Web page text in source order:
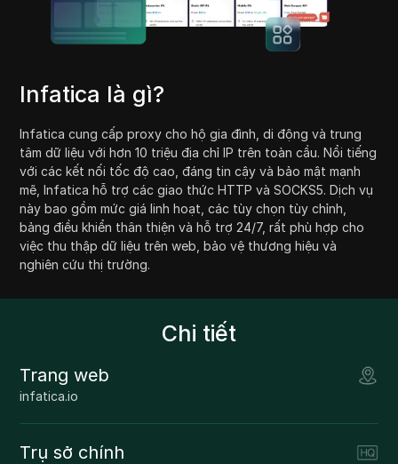
Infatica là gì?
Infatica cung cấp proxy cho hộ gia đình, di động và trung
tâm dữ liệu với hơn 10 triệu địa chỉ IP trên toàn cầu. Nổi tiếng
với các kết nối tốc độ cao, đáng tin cậy và bảo mật mạnh
mẽ, Infatica hỗ trợ các giao thức HTTP và SOCKS5. Dịch vụ
này bao gồm mức giá linh hoạt, các tùy chọn tùy chỉnh,
bảng điều khiển thân thiện và hỗ trợ 24/7, rất phù hợp cho
việc thu thập dữ liệu trên web, bảo vệ thương hiệu và
nghiên cứu thị trường.
Chi tiết
Trang web
infatica.io
Trụ sở chính